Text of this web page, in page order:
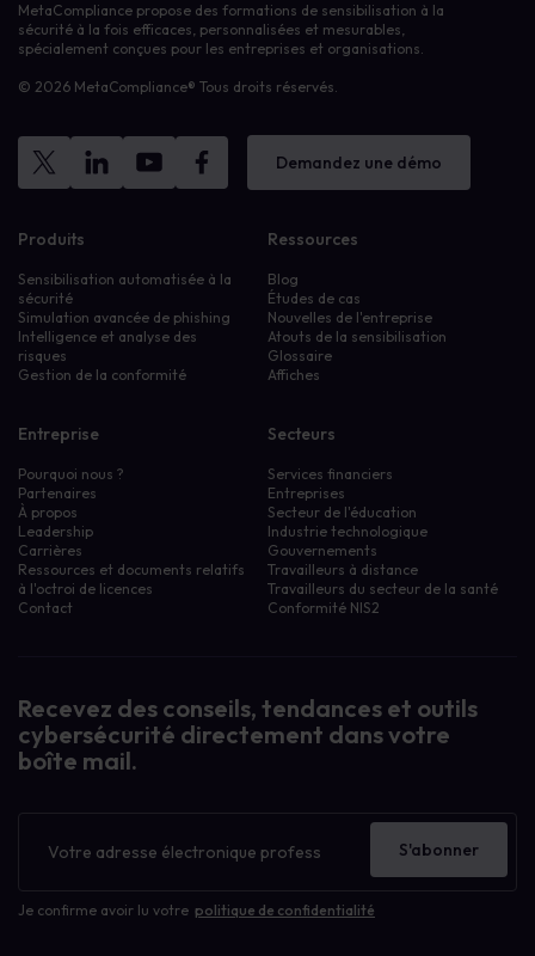
MetaCompliance propose des formations de sensibilisation à la
sécurité à la fois efficaces, personnalisées et mesurables,
spécialement conçues pour les entreprises et organisations.
© 2026 MetaCompliance® Tous droits réservés.
Demandez une démo
Produits
Sensibilisation automatisée à la
sécurité
Simulation avancée de phishing
Intelligence et analyse des
risques
Gestion de la conformité
Ressources
Blog
Études de cas
Nouvelles de l'entreprise
Atouts de la sensibilisation
Glossaire
Affiches
Entreprise
Pourquoi nous ?
Partenaires
À propos
Leadership
Carrières
Ressources et documents relatifs
à l'octroi de licences
Contact
Secteurs
Services financiers
Entreprises
Secteur de l'éducation
Industrie technologique
Gouvernements
Travailleurs à distance
Travailleurs du secteur de la santé
Conformité NIS2
Recevez des conseils, tendances et outils
cybersécurité directement dans votre
boîte mail.
d'information
Je confirme avoir lu votre politique de confidentialité
S'abonner